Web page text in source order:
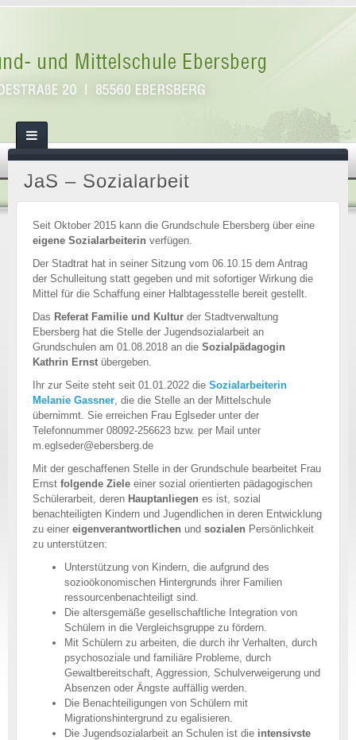
JaS – Sozialarbeit
Seit Oktober 2015 kann die Grundschule Ebersberg über eine
eigene Sozialarbeiterin ver­fügen.
Der Stadtrat hat in seiner Sitzung vom 06.10.15 dem Antrag
der Schulleitung statt gegeben und mit sofortiger Wirkung die
Mittel für die Schaffung einer Halbtagesstelle bereit gestellt.
Das Referat Familie und Kultur der Stadtverwaltung
Ebersberg hat die Stelle der Jugendsozialarbeit an
Grundschulen am 01.08.2018 an die Sozialpädagogin
Kathrin Ernst übergeben.
Ihr zur Seite steht seit 01.01.2022 die Sozialarbeiterin
Melanie Gassner, die die Stelle an der Mittelschule
übernimmt. Sie erreichen Frau Eglseder unter der
Telefonnummer 08092-256623 bzw. per Mail unter
m.eglseder@ebersberg.de
Mit der geschaffenen Stelle in der Grundschule bearbeitet Frau
Ernst folgende Ziele einer sozial orientierten pädagogischen
Schülerarbeit, deren Hauptanliegen es ist, sozial
benachteiligten Kindern und Jugendlichen in deren Entwicklung
zu einer eigenverantwortlichen und sozialen Persönlichkeit
zu unterstützen:
Unterstützung von Kindern, die aufgrund des
sozioökonomischen Hintergrunds ihrer Familien
ressourcenbenachteiligt sind.
Die altersgemäße gesellschaftliche Integration von
Schülern in die Vergleichsgruppe zu fördern.
Mit Schülern zu arbeiten, die durch ihr Verhalten, durch
psychosoziale und familiäre Probleme, durch
Gewaltbereitschaft, Aggression, Schulverweigerung und
Absenzen oder Ängste auffällig werden.
Die Benachteiligungen von Schülern mit
Migrationshintergrund zu egalisieren.
Die Jugendsozialarbeit an Schulen ist die intensivste